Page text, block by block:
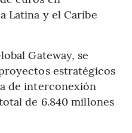
Latina y el Caribe
Gateway, se
estratégicos
de interconexión
de 6.840 millones